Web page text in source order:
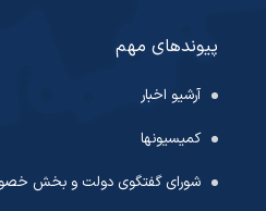
پیوندهای مهم
آرشیو اخبار
کمیسیونها
شورای گفتگوی دولت و بخش